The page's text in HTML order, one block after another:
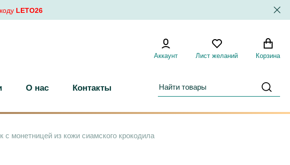
LETO26
Аккаунт Лист желаний Корзина
О нас Контакты
монетницей из кожи сиамского крокодила